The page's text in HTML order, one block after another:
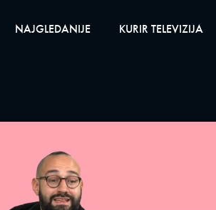
NAJGLEDANIJE KURIR TELEVIZIJA